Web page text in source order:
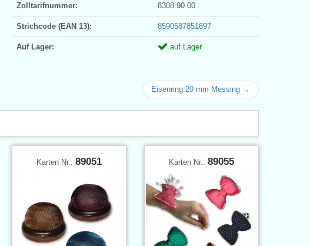
Zolltarifnummer: 8308 90 00
Strichcode (EAN 13): 8590587851697
Auf Lager: auf Lager
Eisenring 20 mm Messing →
Karten Nr.: 89051 Karten Nr.: 89055